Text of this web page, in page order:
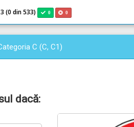
(0 din 533) 0 0
C (C, C1)
dacă: